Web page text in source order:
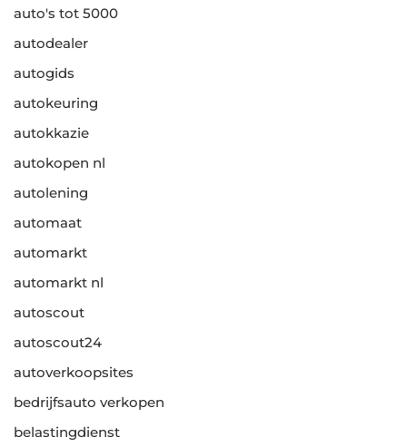
auto's tot 5000
autodealer
autogids
autokeuring
autokkazie
autokopen nl
autolening
automaat
automarkt
automarkt nl
autoscout
autoscout24
autoverkoopsites
bedrijfsauto verkopen
belastingdienst